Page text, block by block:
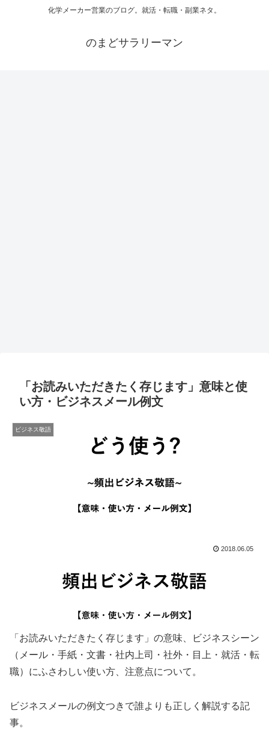
化学メーカー営業のブログ。就活・転職・副業ネタ。
のまどサラリーマン
「お読みいただきたく存じます」意味と使
い方・ビジネスメール例文
ビジネス敬語
2018.06.05
「お読みいただきたく存じます」の意味、ビジネスシーン
（メール・手紙・文書・社内上司・社外・目上・就活・転
職）にふさわしい使い方、注意点について。
ビジネスメールの例文つきで誰よりも正しく解説する記
事。